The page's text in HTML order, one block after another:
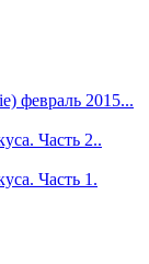
февраль 2015...
Часть 2..
Часть 1.